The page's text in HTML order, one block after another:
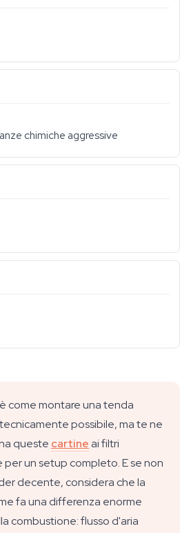
chimiche aggressive
come montare una tenda
possibile, ma te ne
queste cartineai filtri
per un setup completo. E se non
decente, considera che la
fa una differenza enorme
combustione: flusso d'aria